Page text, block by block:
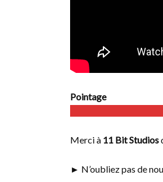
Pointage
Merci à 11 Bit Studios
► N’oubliez pas de